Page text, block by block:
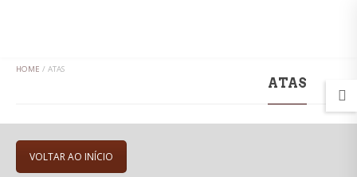
HOME / ATAS
ATAS
VOLTAR AO INÍCIO